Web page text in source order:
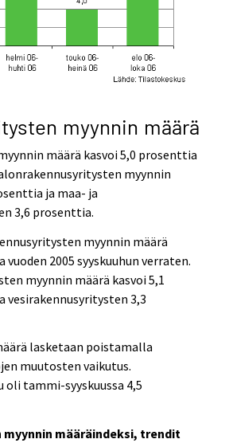
myynnin määrä
määrä kasvoi 5,0 prosenttia
myynnin
ja maa- ja
3,6 prosenttia.
myynnin määrä
2005 syyskuuhun verraten.
myynnin määrä kasvoi 5,1
vesirakennusyritysten 3,3
lasketaan poistamalla
muutosten vaikutus.
oli tammi-syyskuussa 4,5
määräindeksi, trendit